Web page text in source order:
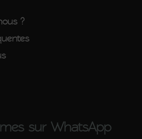
?
sur WhatsApp